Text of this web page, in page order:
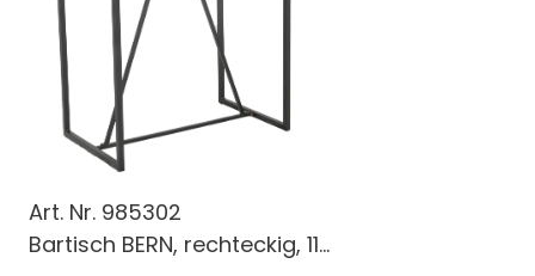
Art. Nr. 985302
Bartisch BERN, rechteckig, 11...